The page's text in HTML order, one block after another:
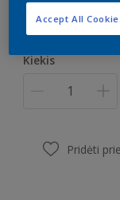
0.5 L
Kiekis
Pridėti
Accept All